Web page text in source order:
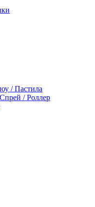
/ Пастила
/ Роллер